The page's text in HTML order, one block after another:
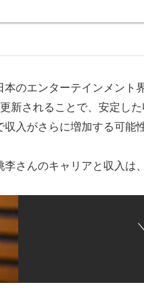
のエンターテインメント
されることで、安定し
入がさらに増加する可能
さんのキャリアと収入は